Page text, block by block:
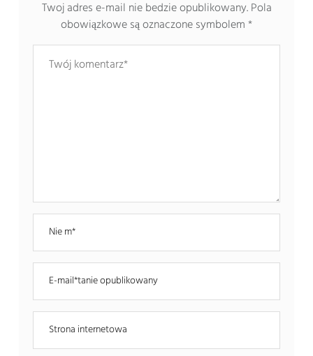
Twoj adres e-mail nie bedzie opublikowany. Pola
obowiązkowe są oznaczone symbolem*